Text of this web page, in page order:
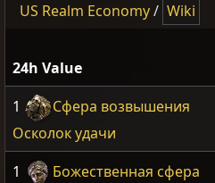
US Realm Economy/ Wiki
24h Value
1
Сфера возвышения
Осколок удачи
1 Божественная сфера